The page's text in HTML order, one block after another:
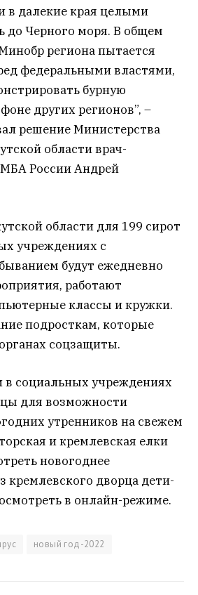
в далекие края целыми
до Черного моря. В общем
региона пытается
федеральными властями,
бурную
других регионов”, –
решение Министерства
области врач-
России Андрей
области для 199 сирот
учреждениях с
будут ежедневно
работают
классы и кружки.
подросткам, которые
соцзащиты.
в социальных учреждениях
для возможности
утренников на свежем
и кремлевская елки
новогоднее
кремлевского дворца дети-
в онлайн-режиме.
новый год-2022